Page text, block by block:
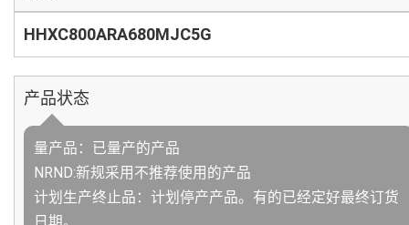
HHXC800ARA680MJC5G
产品状态
量产品：已量产的产品
NRND:新规采用不推荐使用的产品
计划生产终止品：计划停产产品。有的已经定好最终订货